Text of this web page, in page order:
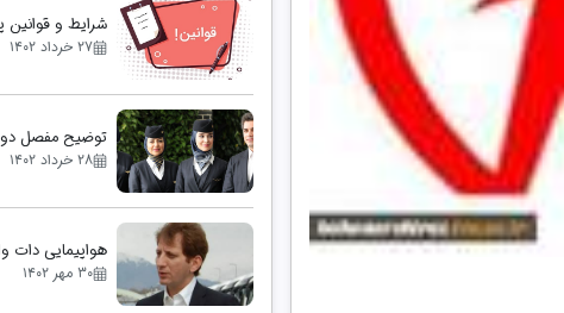
شرایط و قوانین
۲۷ خرداد ۱۴۰۲
توضیح مفصل
هواپیمایی
۲۸ خرداد ۱۴۰۲
هواپیمایی دات
۳۰ مهر ۱۴۰۲